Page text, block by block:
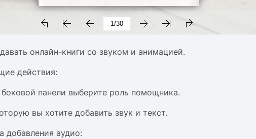
онлайн-книги со звуком и анимацией.
действия:
боковой панели выберите роль помощника.
вы хотите добавить звук и текст.
добавления аудио: